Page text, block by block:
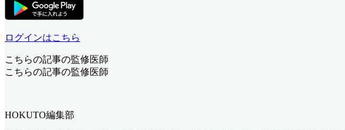
ログインはこちら
こちらの記事の監修医師
こちらの記事の監修医師
HOKUTO編集部